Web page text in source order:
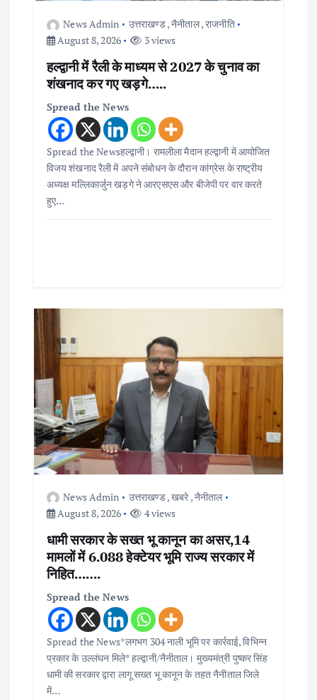
News Admin उत्तराखण्ड,नैनीताल,राजनीति
August 8, 2026
3 views
हल्द्वानी में रैली के माध्यम से 2027 के चुनाव का
शंखनाद कर गए खड़गे…..
Spread the News
Spread the Newsहल्द्वानी। रामलीला मैदान हल्द्वानी में आयोजित
विजय शंखनाद रैली में अपने संबोधन के दौरान कांग्रेस के राष्ट्रीय
अध्यक्ष मल्लिकार्जुन खड़गे ने आरएसएस और बीजेपी पर वार करते
हुए…
News Admin उत्तराखण्ड,खबरे ,नैनीताल
August 8, 2026
4 views
धामी सरकार के सख्त भू कानून का असर,14
मामलों में 6.088 हेक्टेयर भूमि राज्य सरकार में
निहित…….
Spread the News
Spread the News*लगभग 304 नाली भूमि पर कार्रवाई, विभिन्न
प्रकार के उल्लंघन मिले* हल्द्वानी/नैनीताल। मुख्यमंत्री पुष्कर सिंह
धामी की सरकार द्वारा लागू सख्त भू कानून के तहत नैनीताल जिले
में…